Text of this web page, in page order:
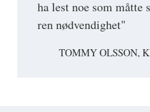
ha lest noe som måtte
ren nødvendighet"
TOMMY OLSSON,